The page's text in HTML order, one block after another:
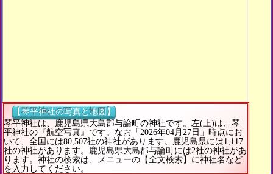
【琴平神社の写真と地図】
琴平神社は、鹿児島県大島郡与論町の神社です。左(上)は、琴
平神社の『航空写真』です。なお「2026年04月27日」時点にお
いて、全国には80,507社の神社があります。鹿児島県には1,117
社の神社があります。鹿児島県大島郡与論町には2社の神社があ
ります。神社の検索は、メニューの【全文検索】に神社名など
を入力してください。